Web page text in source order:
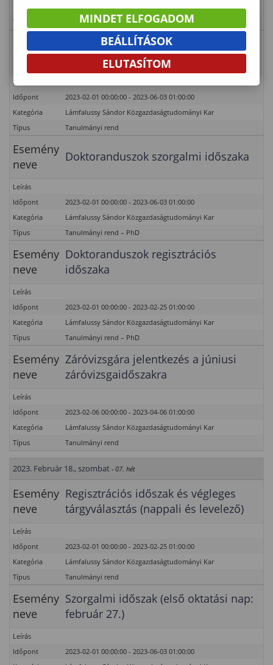
Kategória
Lámfalussy Sándor Közgazdaságtudományi Kar
Típus
Tanulmányi rend
neve
Szorgalmi időszak (első oktatási nap:
február 27.)
Leírás
Időpont
2023-02-01 00:00:00 - 2023-06-03 01:00:00
Kategória
Lámfalussy Sándor Közgazdaságtudományi Kar
Típus
Tanulmányi rend
Esemény
neve
Doktoranduszok szorgalmi időszaka
Leírás
Időpont
2023-02-01 00:00:00 - 2023-06-03 01:00:00
Kategória
Lámfalussy Sándor Közgazdaságtudományi Kar
Típus
Tanulmányi rend – PhD
Esemény
neve
Doktoranduszok regisztrációs
időszaka
Leírás
Időpont
2023-02-01 00:00:00 - 2023-02-25 01:00:00
Kategória
Lámfalussy Sándor Közgazdaságtudományi Kar
Típus
Tanulmányi rend – PhD
Esemény
neve
Záróvizsgára jelentkezés a júniusi
záróvizsgaidőszakra
Leírás
Időpont
2023-02-06 00:00:00 - 2023-04-06 01:00:00
Kategória
Lámfalussy Sándor Közgazdaságtudományi Kar
Típus
Tanulmányi rend
2023. Február 18., szombat - 07. hét
Esemény
neve
Regisztrációs időszak és végleges
tárgyválasztás (nappali és levelező)
Leírás
Időpont
2023-02-01 00:00:00 - 2023-02-25 01:00:00
Kategória
Lámfalussy Sándor Közgazdaságtudományi Kar
Típus
Tanulmányi rend
Esemény
neve
Szorgalmi időszak (első oktatási nap:
február 27.)
Leírás
Időpont
2023-02-01 00:00:00 - 2023-06-03 01:00:00
MINDET ELFOGADOM
BEÁLLÍTÁSOK
ELUTASÍTOM